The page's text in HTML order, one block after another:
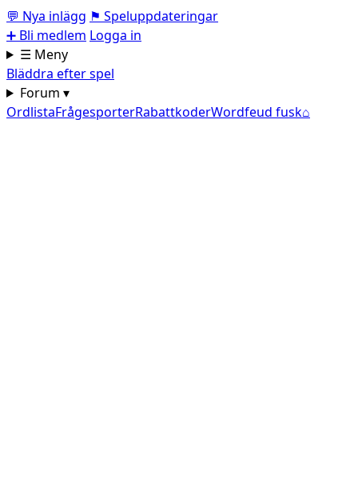
💬 Nya inlägg ⚑ Speluppdateringar
➕ Bli medlem Logga in
☰ Meny
Bläddra efter spel
Forum ▾
OrdlistaFrågesporterRabattkoderWordfeud fusk⌂